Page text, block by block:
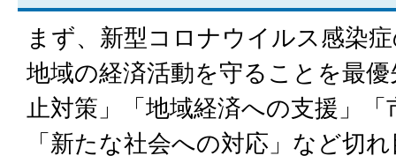
まず、新型コロナウイルス感染
地域の経済活動を守ることを最
止対策」「地域経済への支援」
「新たな社会への対応」など切